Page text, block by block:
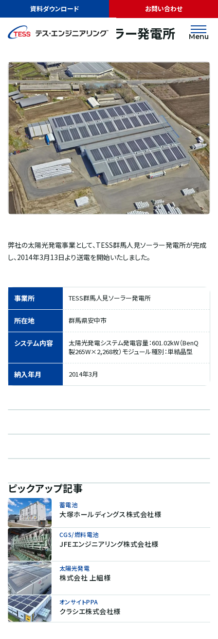
資料ダウンロード お問い合わせ
Menu
実績紹介 TESS群馬人見ソーラー発電所
太陽光発電 屋根
TESS群馬人見ソーラー発電所
弊社の太陽光発電事業として、TESS群馬人見ソーラー発電所が完成
し、2014年3月13日より送電を開始いたしました。
事業所 TESS群馬人見ソーラー発電所
所在地 群馬県安中市
システム内容
太陽光発電システム発電容量：601.02kW（BenQ
製265W×2,268枚）モジュール種別：単結晶型
納入年月 2014年3月
ピックアップ記事
蓄電池
大塚ホールディングス株式会社様
CGS/燃料電池
JFEエンジニアリング株式会社様
太陽光発電
株式会社 上組様
オンサイトPPA
クラシエ株式会社様